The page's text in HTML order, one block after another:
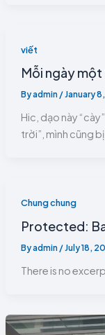
viết
Mỗi ngày một
Byadmin /January
Hic, dạo này
trời”, mình cũng
Chung chung
Protected:
Byadmin / July 18,
There is no